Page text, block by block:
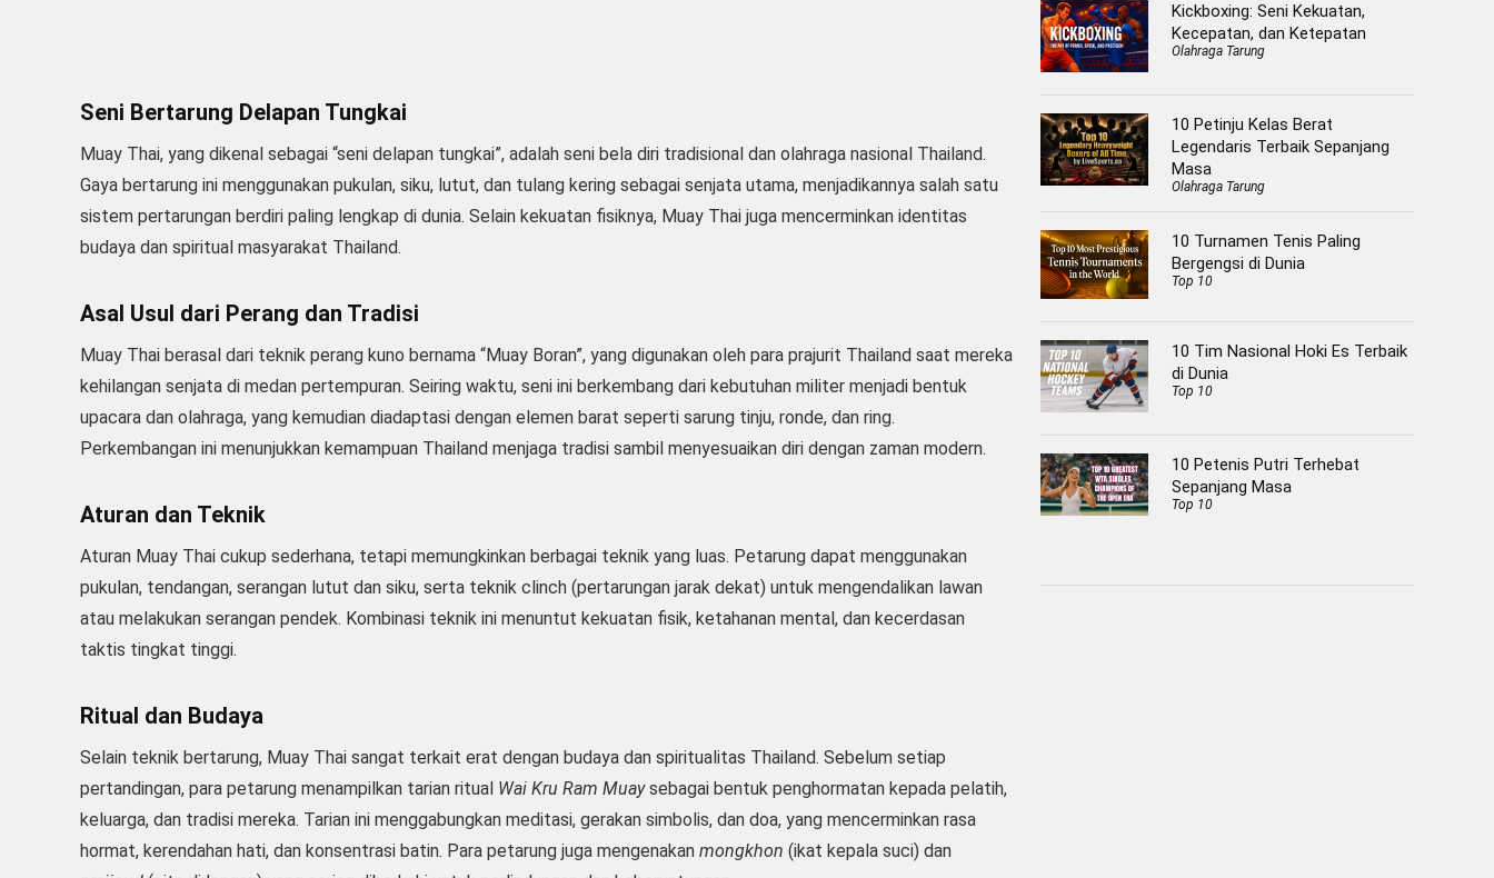
Seni Bertarung Delapan Tungkai
Muay Thai, yang dikenal sebagai “seni delapan tungkai”, adalah seni bela diri tradisional dan olahraga nasional Thailand.
Gaya bertarung ini menggunakan pukulan, siku, lutut, dan tulang kering sebagai senjata utama, menjadikannya salah satu
sistem pertarungan berdiri paling lengkap di dunia. Selain kekuatan fisiknya, Muay Thai juga mencerminkan identitas
budaya dan spiritual masyarakat Thailand.
Asal Usul dari Perang dan Tradisi
Muay Thai berasal dari teknik perang kuno bernama “Muay Boran”, yang digunakan oleh para prajurit Thailand saat mereka
kehilangan senjata di medan pertempuran. Seiring waktu, seni ini berkembang dari kebutuhan militer menjadi bentuk
upacara dan olahraga, yang kemudian diadaptasi dengan elemen barat seperti sarung tinju, ronde, dan ring.
Perkembangan ini menunjukkan kemampuan Thailand menjaga tradisi sambil menyesuaikan diri dengan zaman modern.
Aturan dan Teknik
Aturan Muay Thai cukup sederhana, tetapi memungkinkan berbagai teknik yang luas. Petarung dapat menggunakan
pukulan, tendangan, serangan lutut dan siku, serta teknik clinch (pertarungan jarak dekat) untuk mengendalikan lawan
atau melakukan serangan pendek. Kombinasi teknik ini menuntut kekuatan fisik, ketahanan mental, dan kecerdasan
taktis tingkat tinggi.
Ritual dan Budaya
Selain teknik bertarung, Muay Thai sangat terkait erat dengan budaya dan spiritualitas Thailand. Sebelum setiap
pertandingan, para petarung menampilkan tarian ritual Wai Kru Ram Muaysebagai bentuk penghormatan kepada pelatih,
keluarga, dan tradisi mereka. Tarian ini menggabungkan meditasi, gerakan simbolis, dan doa, yang mencerminkan rasa
hormat, kerendahan hati, dan konsentrasi batin. Para petarung juga mengenakan mongkhon (ikat kepala suci) dan
Kickboxing: Seni Kekuatan,
Kecepatan, dan Ketepatan
Olahraga Tarung
10 Petinju Kelas Berat
Legendaris Terbaik Sepanjang
Masa
Olahraga Tarung
10 Turnamen Tenis Paling
Bergengsi di Dunia
Top 10
10 Tim Nasional Hoki Es Terbaik
di Dunia
Top 10
10 Petenis Putri Terhebat
Sepanjang Masa
Top 10